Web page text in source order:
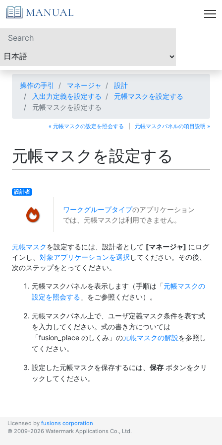
操作の手引 マネージャ
設計
入出力定義を設定する
元帳マスクを設定する
元帳マスクを設定する
« 元帳マスクの設定を照会する 元帳マスクパネルの項目説明 »
元帳マスクを設定する
設計者
ワークグループタイプのアプリケーション
では、元帳マスクは利用できません。
元帳マスクを設定するには、設計者として [マネージャ] にログ
インし、 対象アプリケーションを選択 してください。その後、
次のステップをとってください。
元帳マスクパネルを表示します（手順は「元帳マスクの
設定を照会する 」をご参照ください）。
元帳マスクパネル上で、ユーザ定義マスク条件を表す式
を入力してください。式の書き方については
「fusion_place のしくみ」の元帳マスクの解説を参照し
てください。
設定した元帳マスクを保存するには、 保存 ボタンをクリ
ックしてください。
Licensed by fusions corporation
© 2009-2026 Watermark Applications Co., Ltd.